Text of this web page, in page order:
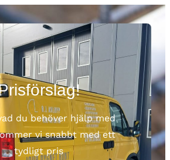
rlavloppab@gmail.com 020899546
KONTAKTPRISFÖRSLAG OFFERT
du behöver hjälp med
vi snabbt med ett
tydligt pris